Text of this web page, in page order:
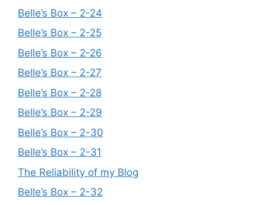
Belle’s Box – 2-24
Belle’s Box – 2-25
Belle’s Box – 2-26
Belle’s Box – 2-27
Belle’s Box – 2-28
Belle’s Box – 2-29
Belle’s Box – 2-30
Belle’s Box – 2-31
The Reliability of my Blog
Belle’s Box – 2-32